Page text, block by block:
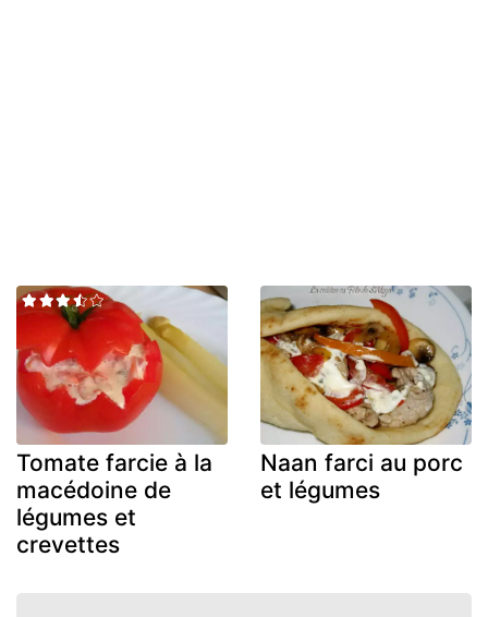
Tomate farcie à la
macédoine de
légumes et
crevettes
Naan farci au porc
et légumes